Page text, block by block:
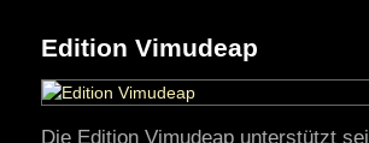
Edition Vimudeap
Die Edition Vimudeap unterstützt